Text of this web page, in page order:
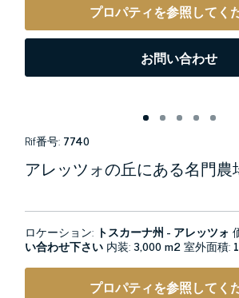
プロパティを参照してく
お問い合わせ
Rif番号: 7740
アレッツォの丘にある名門農
ロケーション: トスカーナ州 - アレッツォ
い合わせ下さい 内装:3,000 m2室外面積:
プロパティを参照してく